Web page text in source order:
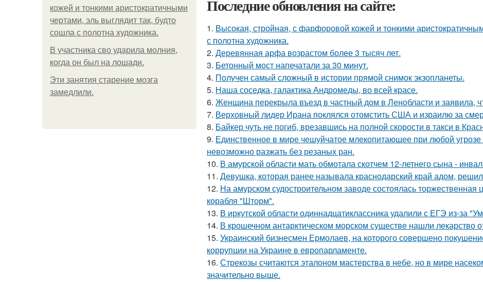
кожей и тонкими аристократичными
чертами, эль выглядит так, будто
сошла с полотна художника.
В участника сво ударила молния,
когда он был на лошади.
Эти занятия старение мозга
замедлили.
Последние обновления на сайте:
1. Высокая, стройная, с фарфоровой кожей и тонкими
с полотна художника.
2. Деревянная арфа возрастом более 3 тысяч лет.
3. Бетонный мост напечатали за 30 минут.
4. Получен самый сложный в истории прямой снимок экзопланеты.
5. Наша соседка, галактика Андромеды, во всей красе.
6. Женщина перекрыла въезд в частный дом в Ленобласти и заявила,
7. Верховный лидер Ирана поклялся отомстить США и израилю за
8. Байкер чуть не погиб, врезавшись на полной скорости в такси в
9. Единственное в мире чешуйчатое млекопитающее при любой
невозможно разжать без резаных ран.
10. В амурской области мать обмотала скотчем 12-летнего сына -
11. Девушка, которая ранее называла краснодарский край адом,
12. На амурском судостроительном заводе состоялась торжественная
корабля "Шторм".
13. В иркутской области одиннадцатиклассника удалили с ЕГЭ из-за
14. В крошечном антарктическом морском существе нашли лекарство
15. Украинский бизнесмен Ермолаев, на которого совершено
коррупции на Украине в европарламенте.
16. Стрекозы считаются эталоном мастерства в небе, но в мире
значительно выше.